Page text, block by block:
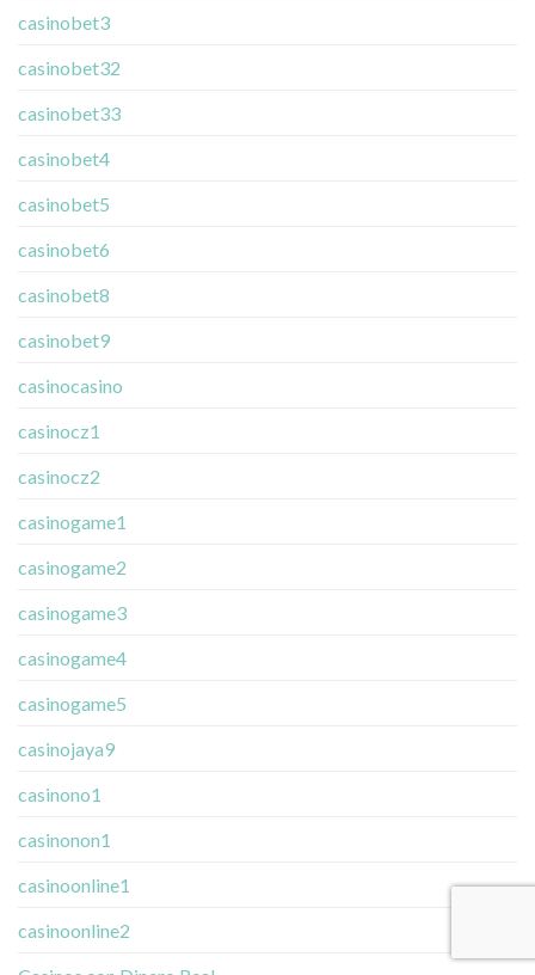
casinobet3
casinobet32
casinobet33
casinobet4
casinobet5
casinobet6
casinobet8
casinobet9
casinocasino
casinocz1
casinocz2
casinogame1
casinogame2
casinogame3
casinogame4
casinogame5
casinojaya9
casinono1
casinonon1
casinoonline1
casinoonline2